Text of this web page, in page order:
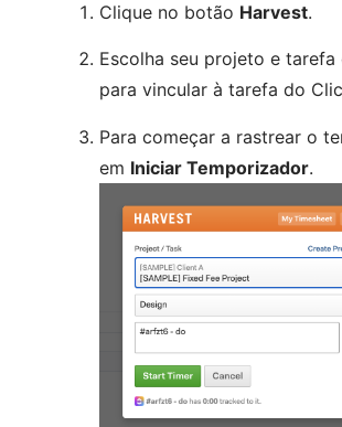
Clique no botão Harvest.
Escolha seu projeto e tarefa
para vincular à tarefa do
Para começar a rastrear o
em Iniciar Temporizador.